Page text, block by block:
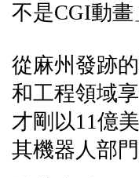
不是CGI動畫
從麻州發跡
和工程領域
才剛以11億
其機器人部